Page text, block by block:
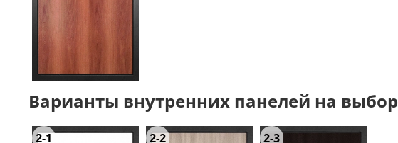
Варианты внутренних панелей на выбор
2-1 2-2 2-3